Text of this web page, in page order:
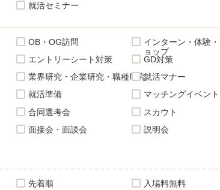
就活セミナー
OB・OG訪問
インターン・体験
ョップ
エントリーシート対策
GD対策
業界研究・企業研究・職種研究就活マナー
就活準備
マッチングイベント
合同選考会
スカウト
面接会・面談会
説明会
先着順
入場料無料